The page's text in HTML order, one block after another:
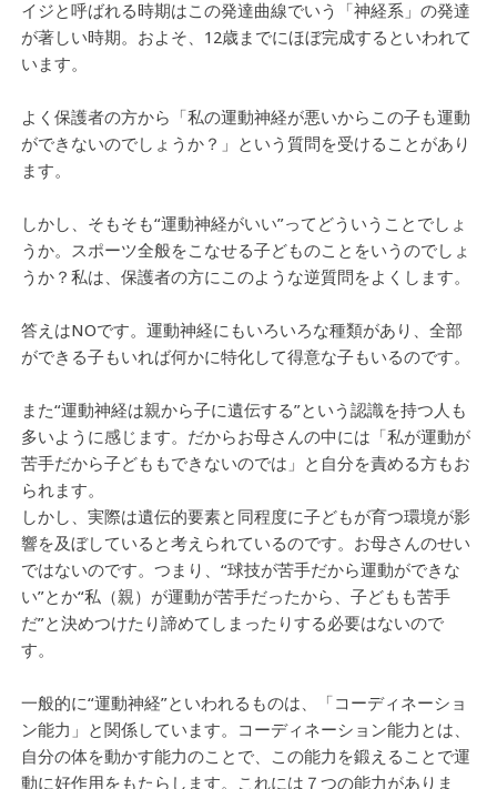
イジと呼ばれる時期はこの発達曲線でいう「神経系」の発達
が著しい時期。およそ、12歳までにほぼ完成するといわれて
います。
よく保護者の方から「私の運動神経が悪いからこの子も運動
ができないのでしょうか？」という質問を受けることがあり
ます。
しかし、そもそも“運動神経がいい”ってどういうことでしょ
うか。スポーツ全般をこなせる子どものことをいうのでしょ
うか？私は、保護者の方にこのような逆質問をよくします。
答えはNOです。運動神経にもいろいろな種類があり、全部
ができる子もいれば何かに特化して得意な子もいるのです。
また“運動神経は親から子に遺伝する”という認識を持つ人も
多いように感じます。だからお母さんの中には「私が運動が
苦手だから子どももできないのでは」と自分を責める方もお
られます。
しかし、実際は遺伝的要素と同程度に子どもが育つ環境が影
響を及ぼしていると考えられているのです。お母さんのせい
ではないのです。つまり、“球技が苦手だから運動ができな
い”とか“私（親）が運動が苦手だったから、子どもも苦手
だ”と決めつけたり諦めてしまったりする必要はないので
す。
一般的に“運動神経”といわれるものは、「コーディネーショ
ン能力」と関係しています。コーディネーション能力とは、
自分の体を動かす能力のことで、この能力を鍛えることで運
動に好作用をもたらします。これには７つの能力がありま